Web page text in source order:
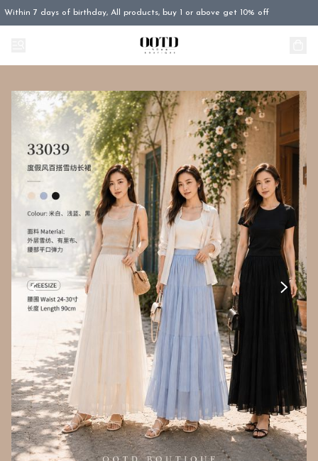
Within 7 days of birthday, All products, buy 1 or above get 10% off